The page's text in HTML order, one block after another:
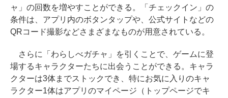
ャ」の回数を増やすことができる。「チェックイン」の
条件は、アプリ内のボタンタップや、公式サイトなどの
QRコード撮影などさまざまなものが用意されている。
さらに「わらしべガチャ」を引くことで、ゲームに登
場するキャラクターたちに出会うことができる。キャラ
クターは3体までストックでき、特にお気に入りのキャ
ラクター1体はアプリのマイページ（トップページでキ